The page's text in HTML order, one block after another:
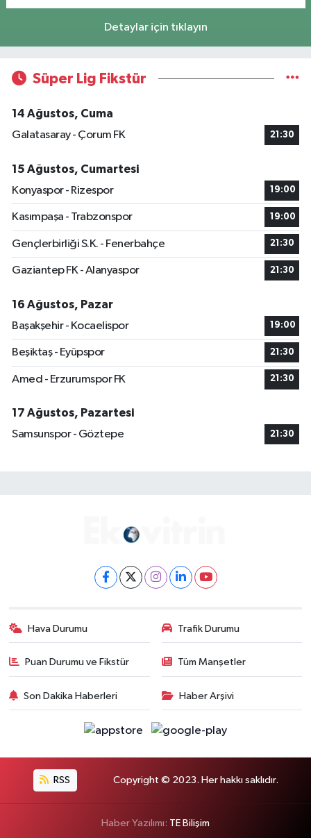
Detaylar için tıklayın
Süper Lig Fikstür
14 Ağustos, Cuma
Galatasaray - Çorum FK
21:30
15 Ağustos, Cumartesi
Konyaspor - Rizespor
19:00
Kasımpaşa - Trabzonspor 19:00
Gençlerbirliği S.K. - Fenerbahçe 21:30
Gaziantep FK - Alanyaspor 21:30
16 Ağustos, Pazar
Başakşehir - Kocaelispor
19:00
Beşiktaş - Eyüpspor 21:30
Amed - Erzurumspor FK 21:30
17 Ağustos, Pazartesi
Samsunspor - Göztepe
21:30
Hava Durumu Trafik Durumu
Puan Durumu ve Fikstür Tüm Manşetler
Son Dakika Haberleri Haber Arşivi
RSS Copyright © 2023. Her hakkı saklıdır.
Haber Yazılımı: TE Bilişim